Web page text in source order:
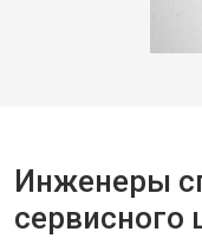
Инженеры
сервисного